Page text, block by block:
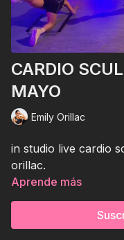
CARDIO
MAYO
Emily Orillac
in studio live cardio
orillac.
Aprende más